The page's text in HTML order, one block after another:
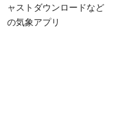
ャストダウンロードなど
の気象アプリ